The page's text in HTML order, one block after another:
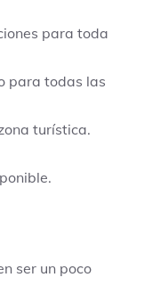
para toda
para todas las
turística.
ser un poco